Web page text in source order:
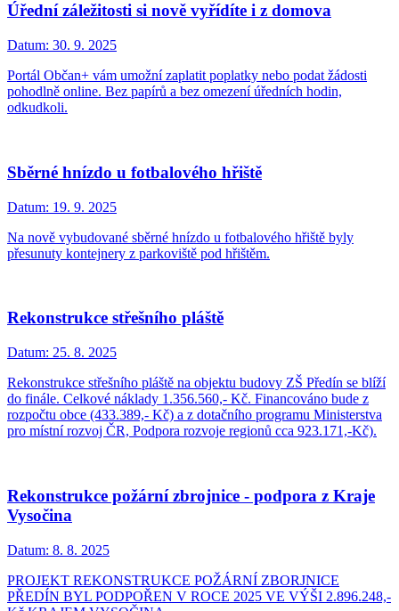
Úřední záležitosti si nově vyřídíte i z domova
Datum: 30. 9. 2025
Portál Občan+ vám umožní zaplatit poplatky nebo podat žádosti
pohodlně online. Bez papírů a bez omezení úředních hodin,
odkudkoli.
Sběrné hnízdo u fotbalového hřiště
Datum: 19. 9. 2025
Na nově vybudované sběrné hnízdo u fotbalového hřiště byly
přesunuty kontejnery z parkoviště pod hřištěm.
Rekonstrukce střešního pláště
Datum: 25. 8. 2025
Rekonstrukce střešního pláště na objektu budovy ZŠ Předín se blíží
do finále. Celkové náklady 1.356.560,- Kč. Financováno bude z
rozpočtu obce (433.389,- Kč) a z dotačního programu Ministerstva
pro místní rozvoj ČR, Podpora rozvoje regionů cca 923.171,-Kč).
Rekonstrukce požární zbrojnice - podpora z Kraje
Vysočina
Datum: 8. 8. 2025
PROJEKT REKONSTRUKCE POŽÁRNÍ ZBORJNICE
PŘEDÍN BYL PODPOŘEN V ROCE 2025 VE VÝŠI 2.896.248,-